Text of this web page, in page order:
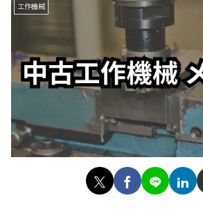
工作機械